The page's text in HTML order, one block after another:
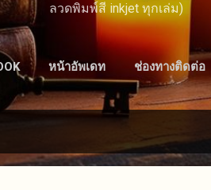
ลวดพิมพ์สี inkjet ทุกเล่ม)
หน้าอัพเดท ช่องทางติดต่อ